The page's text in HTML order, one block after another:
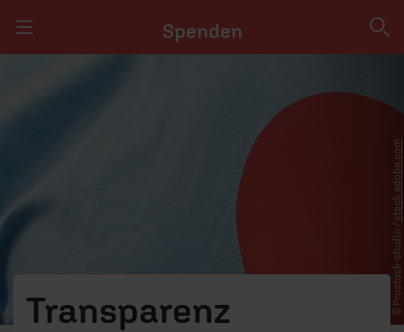
Spenden
PRODUKTE
© Prostock-studio /
stock.adobe.com
Transparenz